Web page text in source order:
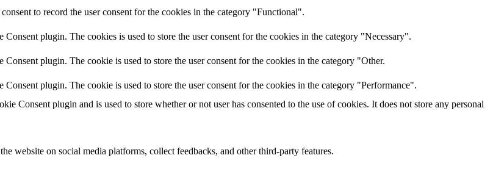
to record the user consent for the cookies in the category "Functional".
plugin. The cookies is used to store the user consent for the cookies in the category "Necessary".
plugin. The cookie is used to store the user consent for the cookies in the category "Other.
plugin. The cookie is used to store the user consent for the cookies in the category "Performance".
Consent plugin and is used to store whether or not user has consented to the use of cookies. It does not store any personal
website on social media platforms, collect feedbacks, and other third-party features.